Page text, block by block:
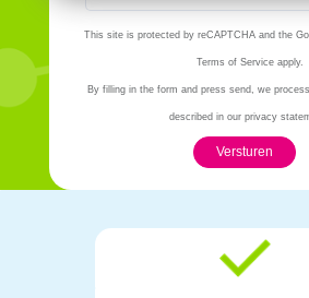
This site is protected by reCAPTCHA and the
Terms of Service apply.
By filling in the form and press send, we
described in our privacy
Versturen